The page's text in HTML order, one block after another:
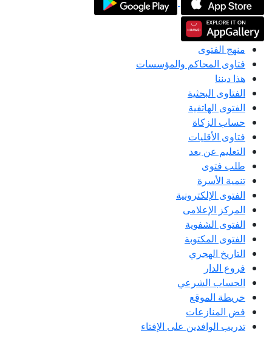
منهج الفتوى
فتاوى المحاكم والمؤسسات
هذا ديننا
الفتاوى البحثية
الفتوى الهاتفية
حساب الزكاة
فتاوى الأقليات
التعليم عن بعد
طلب فتوى
تنمية الأسرة
الفتوى الإلكترونية
المركز الإعلامى
الفتوى الشفوية
الفتوى المكتوبة
التاريخ الهجري
فروع الدار
الحساب الشرعي
خريطة الموقع
فض المنازعات
تدريب الوافدين على الإفتاء